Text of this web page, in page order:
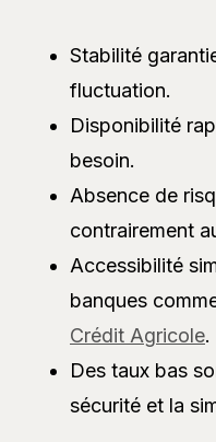
Stabilité
fluctuation.
Disponibilité
besoin.
Absence de
contrairement
Accessibilité
banques
Crédit Agricole.
Des taux bas
sécurité et la